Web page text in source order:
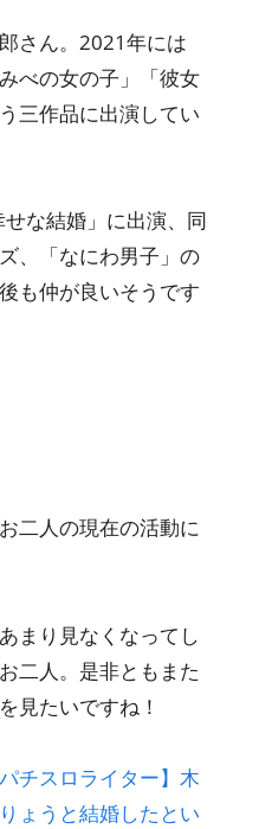
さん。2021年には
べの女の子」「彼女
三作品に出演してい
な結婚」に出演、同
、「なにわ男子」の
も仲が良いそうです
二人の現在の活動に
まり見なくなってし
二人。是非ともまた
見たいですね！
パチスロライター】木
ょうと結婚したとい